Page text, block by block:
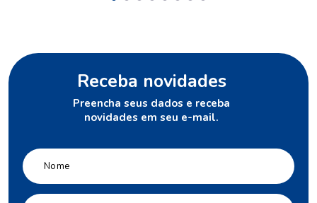
Receba novidades
Preencha seus dados e receba
novidades em seu e-mail.